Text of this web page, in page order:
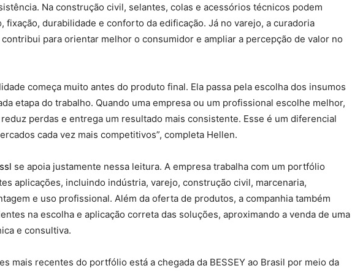
Na construção civil, selantes, colas e acessórios técnicos podem
fixação, durabilidade e conforto da edificação. Já no varejo, a curadoria
para orientar melhor o consumidor e ampliar a percepção de valor no
começa muito antes do produto final. Ela passa pela escolha dos insumos
etapa do trabalho. Quando uma empresa ou um profissional escolhe melhor,
perdas e entrega um resultado mais consistente. Esse é um diferencial
cada vez mais competitivos”, completa Hellen.
se apoia justamente nessa leitura. A empresa trabalha com um portfólio
aplicações, incluindo indústria, varejo, construção civil, marcenaria,
e uso profissional. Além da oferta de produtos, a companhia também
na escolha e aplicação correta das soluções, aproximando a venda de uma
e consultiva.
mais recentes do portfólio está a chegada da BESSEY ao Brasil por meio da